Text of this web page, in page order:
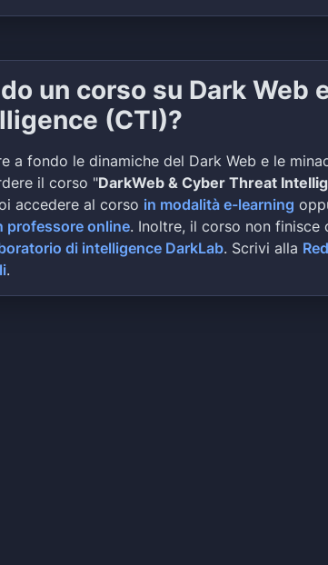
un corso su Dark Web
(CTI)?
a fondo le dinamiche del Dark Web e le
il corso "DarkWeb & Cyber Threat
accedere al corso in modalità e-learning
professore online. Inoltre, il corso non finisce
di intelligence DarkLab. Scrivi alla
.